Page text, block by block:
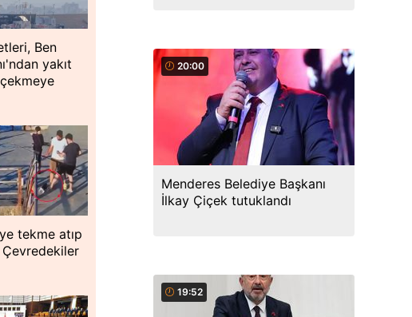
Ben
yakıt
tekme atıp
20:00
Menderes Belediye Başkanı
İlkay Çiçek tutuklandı
19:52